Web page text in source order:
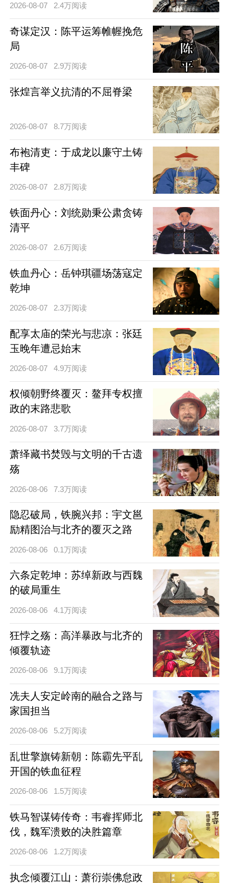
2026-08-07 2.4万阅读
奇谋定汉：陈平运筹帷幄挽危
局
2026-08-07 2.9万阅读
张煌言举义抗清的不屈脊梁
2026-08-07 8.7万阅读
布袍清吏：于成龙以廉守土铸
丰碑
2026-08-07 2.8万阅读
铁面丹心：刘统勋秉公肃贪铸
清平
2026-08-07 2.6万阅读
铁血丹心：岳钟琪疆场荡寇定
乾坤
2026-08-07 2.3万阅读
配享太庙的荣光与悲凉：张廷
玉晚年遭忌始末
2026-08-07 4.9万阅读
权倾朝野终覆灭：鳌拜专权擅
政的末路悲歌
2026-08-07 3.7万阅读
萧绎藏书焚毁与文明的千古遗
殇
2026-08-06 7.3万阅读
隐忍破局，铁腕兴邦：宇文邕
励精图治与北齐的覆灭之路
2026-08-06 0.1万阅读
六条定乾坤：苏绰新政与西魏
的破局重生
2026-08-06 4.1万阅读
狂悖之殇：高洋暴政与北齐的
倾覆轨迹
2026-08-06 9.1万阅读
冼夫人安定岭南的融合之路与
家国担当
2026-08-06 5.2万阅读
乱世擎旗铸新朝：陈霸先平乱
开国的铁血征程
2026-08-06 1.5万阅读
铁马智谋铸传奇：韦睿挥师北
伐，魏军溃败的决胜篇章
2026-08-06 1.2万阅读
执念倾覆江山：萧衍崇佛怠政